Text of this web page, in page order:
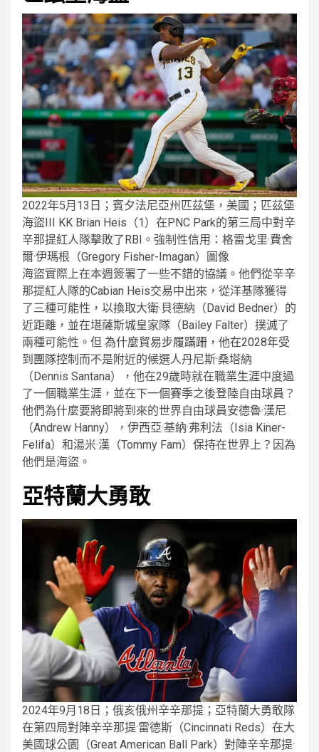
2022年5月13日；賓夕法尼亞州匹茲堡，美國；匹茲堡
海盜III KK Brian Heis（1）在PNC Park的第三局中對辛
辛那提紅人隊擊敗了RBI。強制性信用：格雷戈里·費舍
爾·伊瑪根（Gregory Fisher-Imagan）圖像
海盜實際上在本週簽署了一些不錯的協議。他們從辛辛
那提紅人隊的Cabian Heis交易中出來，從洋基隊獲得
了三種可能性，以換取大衛·貝德納（David Bedner）的
近距離，並在堪薩斯城皇家隊（Bailey Falter）撲滅了
兩種可能性。但 為什麼貿易步履蹣跚，他在2028年受
到團隊控制 而不是附近的候選人丹尼斯·桑塔納
（Dennis Santana），他在29歲時就在職業生涯中度過
了一個職業生涯，並在下一個賽季之後登陸自由球員？
他們為什麼要將即將到來的世界自由球員安德魯·漢尼
（Andrew Hanny），伊西亞·基納·弗利法（Isia Kiner-
Felifa）和湯米·漢（Tommy Fam）保持在世界上？因為
他們是海盜。
亞特蘭大勇敢
2024年9月18日；俄亥俄州辛辛那提；亞特蘭大勇敢隊
在第四局對陣辛辛那提·雷德斯（Cincinnati Reds）在大
美國球公園（Great American Ball Park）對陣辛辛那提·